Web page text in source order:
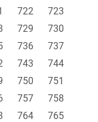
722
723
729
730
736
737
743
744
750
751
757
758
764
765